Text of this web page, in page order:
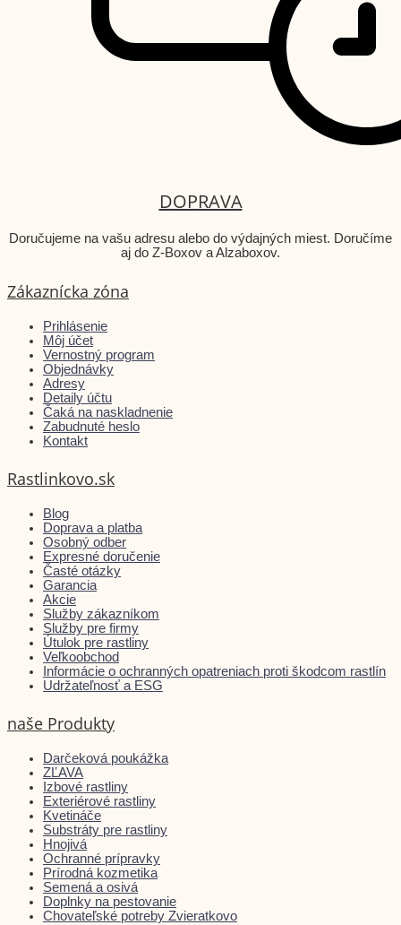
DOPRAVA
Doručujeme na vašu adresu alebo do výdajných miest. Doručíme
aj do Z-Boxov a Alzaboxov.
Zákaznícka zóna
Prihlásenie
Môj účet
Vernostný program
Objednávky
Adresy
Detaily účtu
Čaká na naskladnenie
Zabudnuté heslo
Kontakt
Rastlinkovo.sk
Blog
Doprava a platba
Osobný odber
Expresné doručenie
Časté otázky
Garancia
Akcie
Služby zákazníkom
Služby pre firmy
Útulok pre rastliny
Veľkoobchod
Informácie o ochranných opatreniach proti škodcom rastlín
Udržateľnosť a ESG
naše Produkty
Darčeková poukážka
ZĽAVA
Izbové rastliny
Exteriérové rastliny
Kvetináče
Substráty pre rastliny
Hnojivá
Ochranné prípravky
Prírodná kozmetika
Semená a osivá
Doplnky na pestovanie
Chovateľské potreby Zvieratkovo